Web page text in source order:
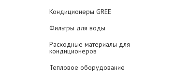
Кондиционеры GREE
Фильтры для воды
Расходные материалы для
кондиционеров
Тепловое оборудование